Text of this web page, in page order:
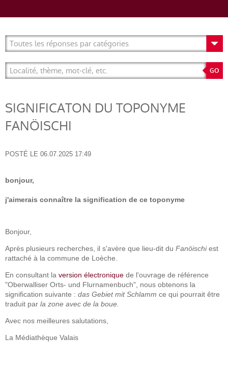
SIGNIFICATON DU TOPONYME
FANÖISCHI
POSTÉ LE 06.07.2025 17:49
bonjour,
j'aimerais connaître la signification de ce toponyme
Bonjour,
Après plusieurs recherches, il s'avère que lieu-dit du Fanöischiest
rattaché à la commune de Loèche.
En consultant la version électronique de l'ouvrage de référence
"Oberwalliser Orts- und Flurnamenbuch", nous obtenons la
signification suivante : das Gebiet mit Schlamm ce qui pourrait être
traduit par la zone avec de la boue.
Avec nos meilleures salutations,
La Médiathèque Valais